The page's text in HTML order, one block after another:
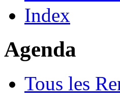
Index
Agenda
Tous les